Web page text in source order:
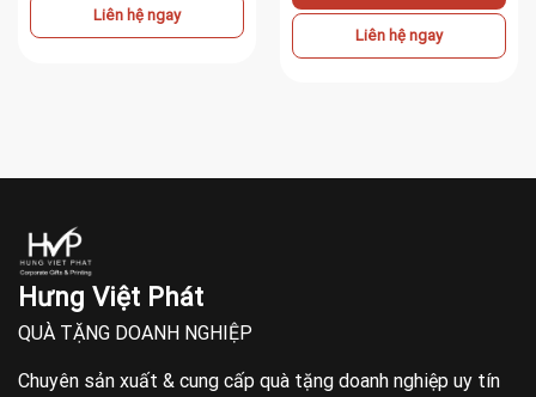
Liên hệ ngay
Liên hệ ngay
Hưng Việt Phát
QUÀ TẶNG DOANH NGHIỆP
Chuyên sản xuất & cung cấp quà tặng doanh nghiệp uy tín